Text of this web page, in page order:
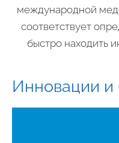
международной
соответствует
быстро находить
Инновации и